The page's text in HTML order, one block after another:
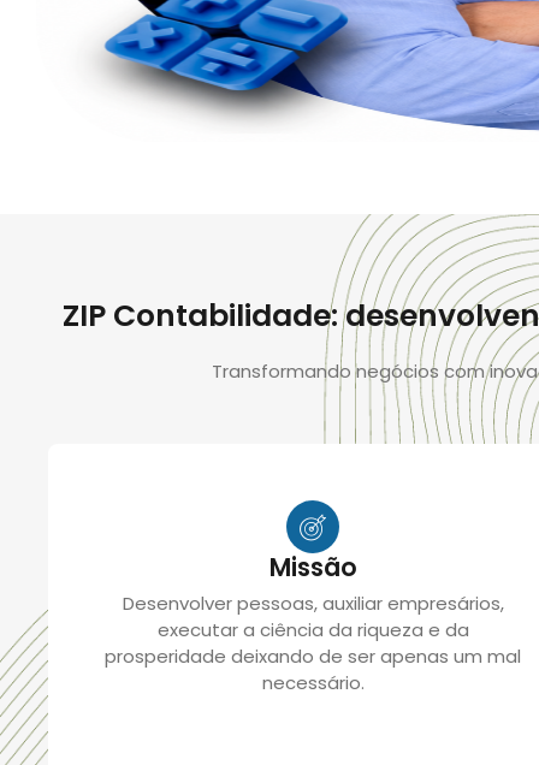
ZIP Contabilidade:
Transformando negócios com
Missão
Desenvolver pessoas, auxiliar empresários,
executar a ciência da riqueza e da
prosperidade deixando de ser apenas um mal
necessário.